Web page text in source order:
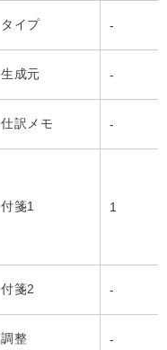
タイプ -
生成元 -
仕訳メモ -
付箋1 1
付箋2 -
調整 -